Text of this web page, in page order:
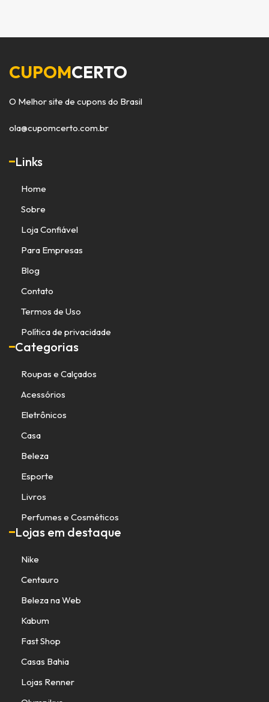
CUPOMCERTO
O Melhor site de cupons do Brasil
ola@cupomcerto.com.br
Links
Home
Sobre
Loja Confiável
Para Empresas
Blog
Contato
Termos de Uso
Política de privacidade
Categorias
Roupas e Calçados
Acessórios
Eletrônicos
Casa
Beleza
Esporte
Livros
Perfumes e Cosméticos
Lojas em destaque
Nike
Centauro
Beleza na Web
Kabum
Fast Shop
Casas Bahia
Lojas Renner